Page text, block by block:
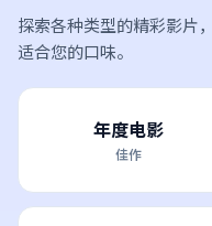
探索各种类型的精彩影片
适合您的口味。
年度电影
佳作